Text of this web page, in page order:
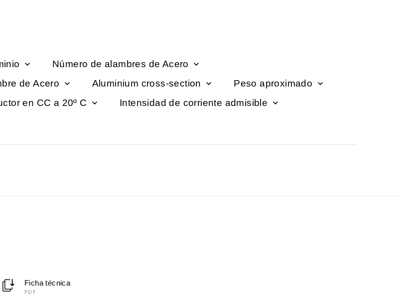
Número de alambres de Acero
de Acero Aluminium cross-section
Peso aproximado
en CC a 20º C
Intensidad de corriente admisible
Ficha técnica
PDF